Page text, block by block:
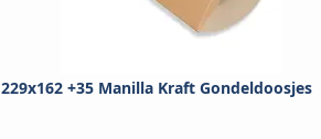
229x162 +35 Manilla Kraft Gondeldoosjes